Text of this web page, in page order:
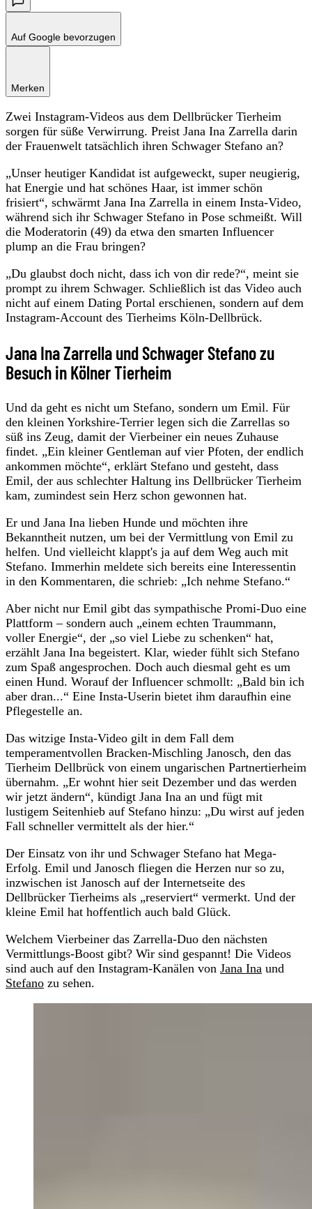
Auf Google bevorzugen
Merken
Zwei Instagram-Videos aus dem Dellbrücker Tierheim
sorgen für süße Verwirrung. Preist Jana Ina Zarrella darin
der Frauenwelt tatsächlich ihren Schwager Stefano an?
„Unser heutiger Kandidat ist aufgeweckt, super neugierig,
hat Energie und hat schönes Haar, ist immer schön
frisiert“, schwärmt Jana Ina Zarrella in einem Insta-Video,
während sich ihr Schwager Stefano in Pose schmeißt. Will
die Moderatorin (49) da etwa den smarten Influencer
plump an die Frau bringen?
„Du glaubst doch nicht, dass ich von dir rede?“, meint sie
prompt zu ihrem Schwager. Schließlich ist das Video auch
nicht auf einem Dating Portal erschienen, sondern auf dem
Instagram-Account des Tierheims Köln-Dellbrück.
Jana Ina Zarrella und Schwager Stefano zu
Besuch in Kölner Tierheim
Und da geht es nicht um Stefano, sondern um Emil. Für
den kleinen Yorkshire-Terrier legen sich die Zarrellas so
süß ins Zeug, damit der Vierbeiner ein neues Zuhause
findet. „Ein kleiner Gentleman auf vier Pfoten, der endlich
ankommen möchte“, erklärt Stefano und gesteht, dass
Emil, der aus schlechter Haltung ins Dellbrücker Tierheim
kam, zumindest sein Herz schon gewonnen hat.
Er und Jana Ina lieben Hunde und möchten ihre
Bekanntheit nutzen, um bei der Vermittlung von Emil zu
helfen. Und vielleicht klappt's ja auf dem Weg auch mit
Stefano. Immerhin meldete sich bereits eine Interessentin
in den Kommentaren, die schrieb: „Ich nehme Stefano.“
Aber nicht nur Emil gibt das sympathische Promi-Duo eine
Plattform – sondern auch „einem echten Traummann,
voller Energie“, der „so viel Liebe zu schenken“ hat,
erzählt Jana Ina begeistert. Klar, wieder fühlt sich Stefano
zum Spaß angesprochen. Doch auch diesmal geht es um
einen Hund. Worauf der Influencer schmollt: „Bald bin ich
aber dran...“ Eine Insta-Userin bietet ihm daraufhin eine
Pflegestelle an.
Das witzige Insta-Video gilt in dem Fall dem
temperamentvollen Bracken-Mischling Janosch, den das
Tierheim Dellbrück von einem ungarischen Partnertierheim
übernahm. „Er wohnt hier seit Dezember und das werden
wir jetzt ändern“, kündigt Jana Ina an und fügt mit
lustigem Seitenhieb auf Stefano hinzu: „Du wirst auf jeden
Fall schneller vermittelt als der hier.“
Der Einsatz von ihr und Schwager Stefano hat Mega-
Erfolg. Emil und Janosch fliegen die Herzen nur so zu,
inzwischen ist Janosch auf der Internetseite des
Dellbrücker Tierheims als „reserviert“ vermerkt. Und der
kleine Emil hat hoffentlich auch bald Glück.
Welchem Vierbeiner das Zarrella-Duo den nächsten
Vermittlungs-Boost gibt? Wir sind gespannt! Die Videos
sind auch auf den Instagram-Kanälen von Jana Ina und
Stefano zu sehen.